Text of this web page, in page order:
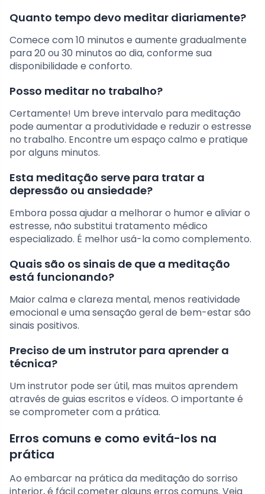
Quanto tempo devo meditar diariamente?
Comece com 10 minutos e aumente gradualmente
para 20 ou 30 minutos ao dia, conforme sua
disponibilidade e conforto.
Posso meditar no trabalho?
Certamente! Um breve intervalo para meditação
pode aumentar a produtividade e reduzir o estresse
no trabalho. Encontre um espaço calmo e pratique
por alguns minutos.
Esta meditação serve para tratar a
depressão ou ansiedade?
Embora possa ajudar a melhorar o humor e aliviar o
estresse, não substitui tratamento médico
especializado. É melhor usá-la como complemento.
Quais são os sinais de que a meditação
está funcionando?
Maior calma e clareza mental, menos reatividade
emocional e uma sensação geral de bem-estar são
sinais positivos.
Preciso de um instrutor para aprender a
técnica?
Um instrutor pode ser útil, mas muitos aprendem
através de guias escritos e vídeos. O importante é
se comprometer com a prática.
Erros comuns e como evitá-los na
prática
Ao embarcar na prática da meditação do sorriso